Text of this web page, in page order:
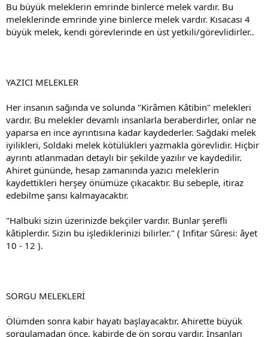
Bu büyük meleklerin emrinde binlerce melek vardır. Bu
meleklerinde emrinde yine binlerce melek vardır. Kısacası 4
büyük melek, kendi görevlerinde en üst yetkili/görevlidirler..
YAZICI MELEKLER
Her insanın sağında ve solunda "Kirâmen Kâtibin" melekleri
vardır. Bu melekler devamlı insanlarla beraberdirler, onlar ne
yaparsa en ince ayrıntısına kadar kaydederler. Sağdaki melek
iyilikleri, Soldaki melek kötülükleri yazmakla görevlidir. Hiçbir
ayrıntı atlanmadan detaylı bir şekilde yazılır ve kaydedilir.
Ahiret gününde, hesap zamanında yazıcı meleklerin
kaydettikleri herşey önümüze çıkacaktır. Bu sebeple, itiraz
edebilme şansı kalmayacaktır.
"Halbuki sizin üzerinizde bekçiler vardır. Bunlar şerefli
kâtiplerdir. Sizin bu işlediklerinizi bilirler." ( Infitar Sûresi: âyet
10 - 12 ).
SORGU MELEKLERİ
Ölümden sonra kabir hayatı başlayacaktır. Ahirette büyük
sorgulamadan önce, kabirde de ön sorgu vardır. İnsanları